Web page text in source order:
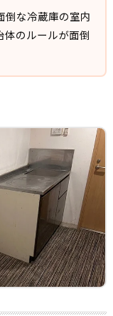
倒な冷蔵庫の室内
のルールが面倒